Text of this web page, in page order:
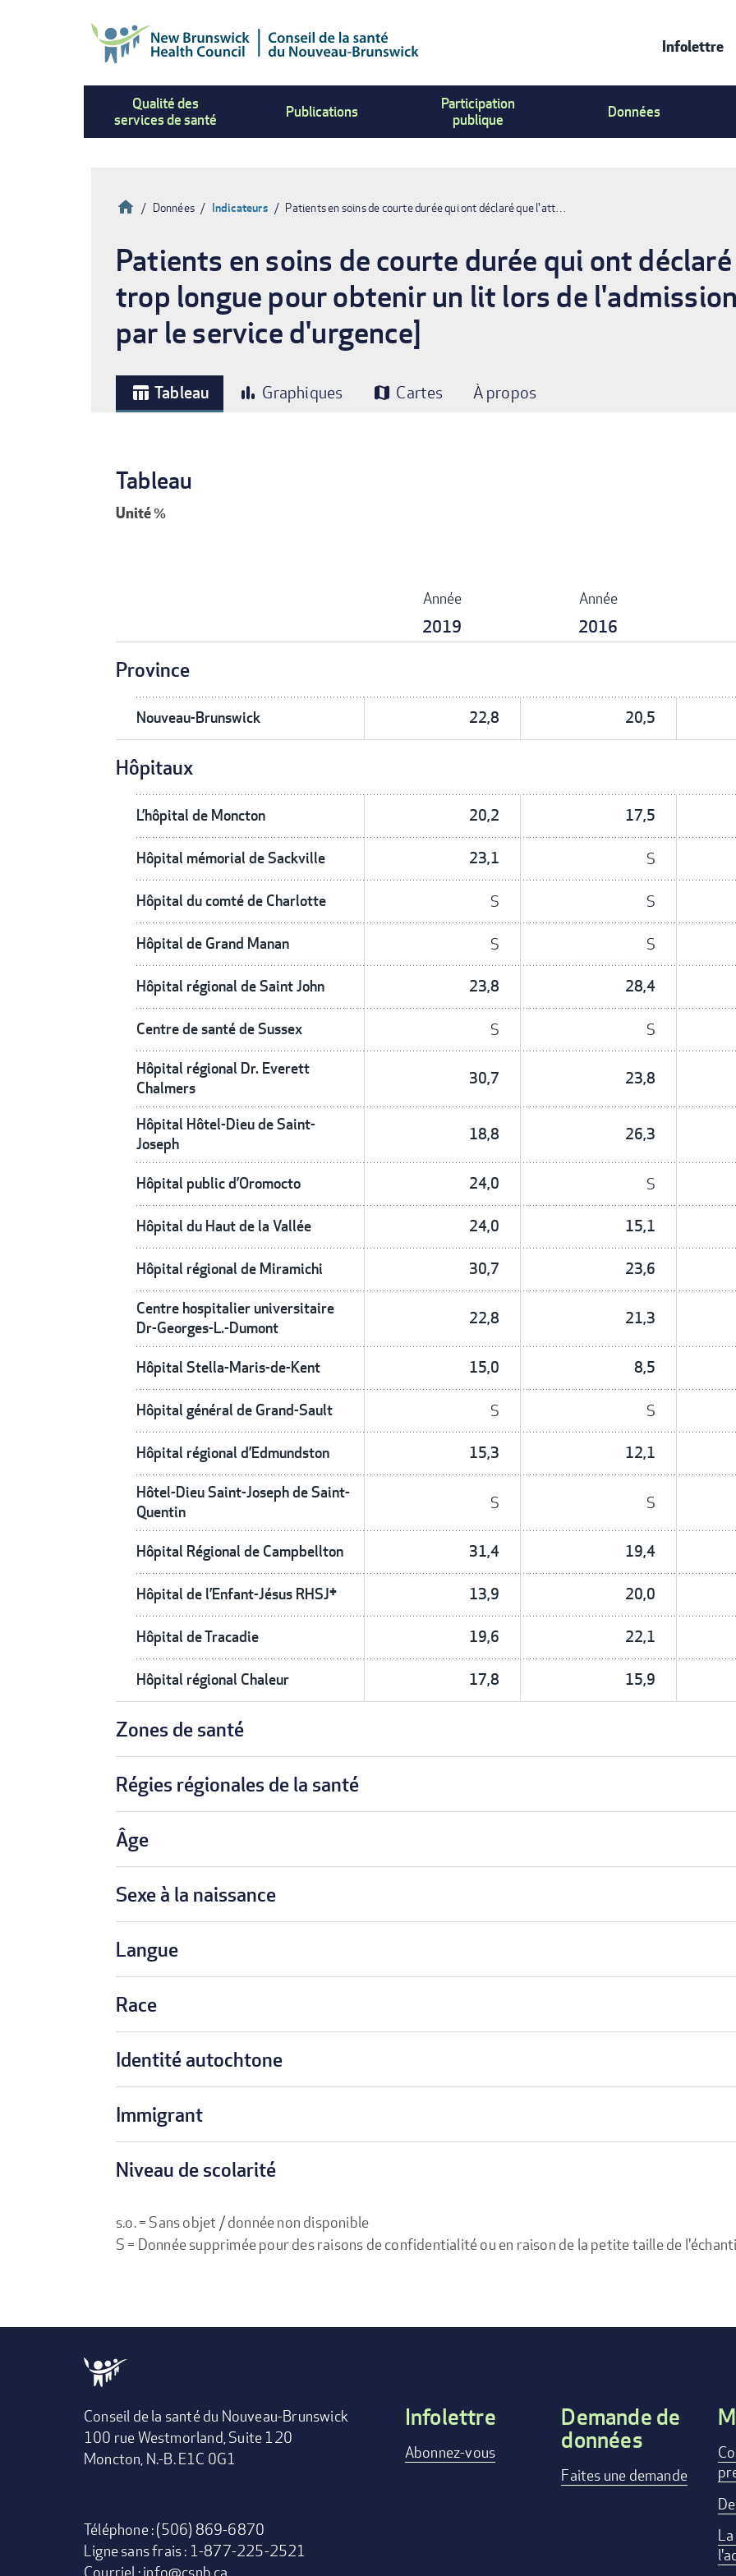
Menu
Infolettre
Qualité des
services de santé
Publications
Participation
publique
Données
Fil
d'Ariane
Accueil
Données Indicateurs Patients en soins de courte durée qui ont déclaré que l'att…
Patients en soins de courte durée qui ont
trop longue pour obtenir un lit lors de
par le service d'urgence]
table_chart Tableau bar_chart Graphiques map Cartes À propos
Tableau
Unité%
Année
2019
Année
2016
Province
Nouveau-Brunswick 22,8 20,5
Hôpitaux
L’hôpital de Moncton 20,2 17,5
Hôpital mémorial de Sackville 23,1 S
Hôpital du comté de Charlotte S S
Hôpital de Grand Manan S S
Hôpital régional de Saint John 23,8 28,4
Centre de santé de Sussex S S
Hôpital régional Dr. Everett
Chalmers
30,7 23,8
Hôpital Hôtel-Dieu de Saint-
Joseph
18,8 26,3
Hôpital public d’Oromocto 24,0 S
Hôpital du Haut de la Vallée 24,0 15,1
Hôpital régional de Miramichi 30,7 23,6
Centre hospitalier universitaire
Dr-Georges-L.-Dumont
22,8 21,3
Hôpital Stella-Maris-de-Kent 15,0 8,5
Hôpital général de Grand-Sault S S
Hôpital régional d’Edmundston 15,3 12,1
Hôtel-Dieu Saint-Joseph de Saint-
Quentin
S S
Hôpital Régional de Campbellton 31,4 19,4
Hôpital de l’Enfant-Jésus RHSJ† 13,9 20,0
Hôpital de Tracadie 19,6 22,1
Hôpital régional Chaleur 17,8 15,9
Zones de santé
Régies régionales de la santé
Âge
Sexe à la naissance
Langue
Race
Identité autochtone
Immigrant
Niveau de scolarité
s.o. = Sans objet / donnée non disponible
S = Donnée supprimée pour des raisons de confidentialité ou en raison de la petite taille de
Conseil de la santé du Nouveau-Brunswick
100 rue Westmorland, Suite 120
Moncton, N.-B. E1C 0G1
Téléphone : (506) 869-6870
Ligne sans frais : 1-877-225-2521
Courriel :info@csnb.ca
Footer
Infolettre
Abonnez-vous
Demande de
données
Faites une demande